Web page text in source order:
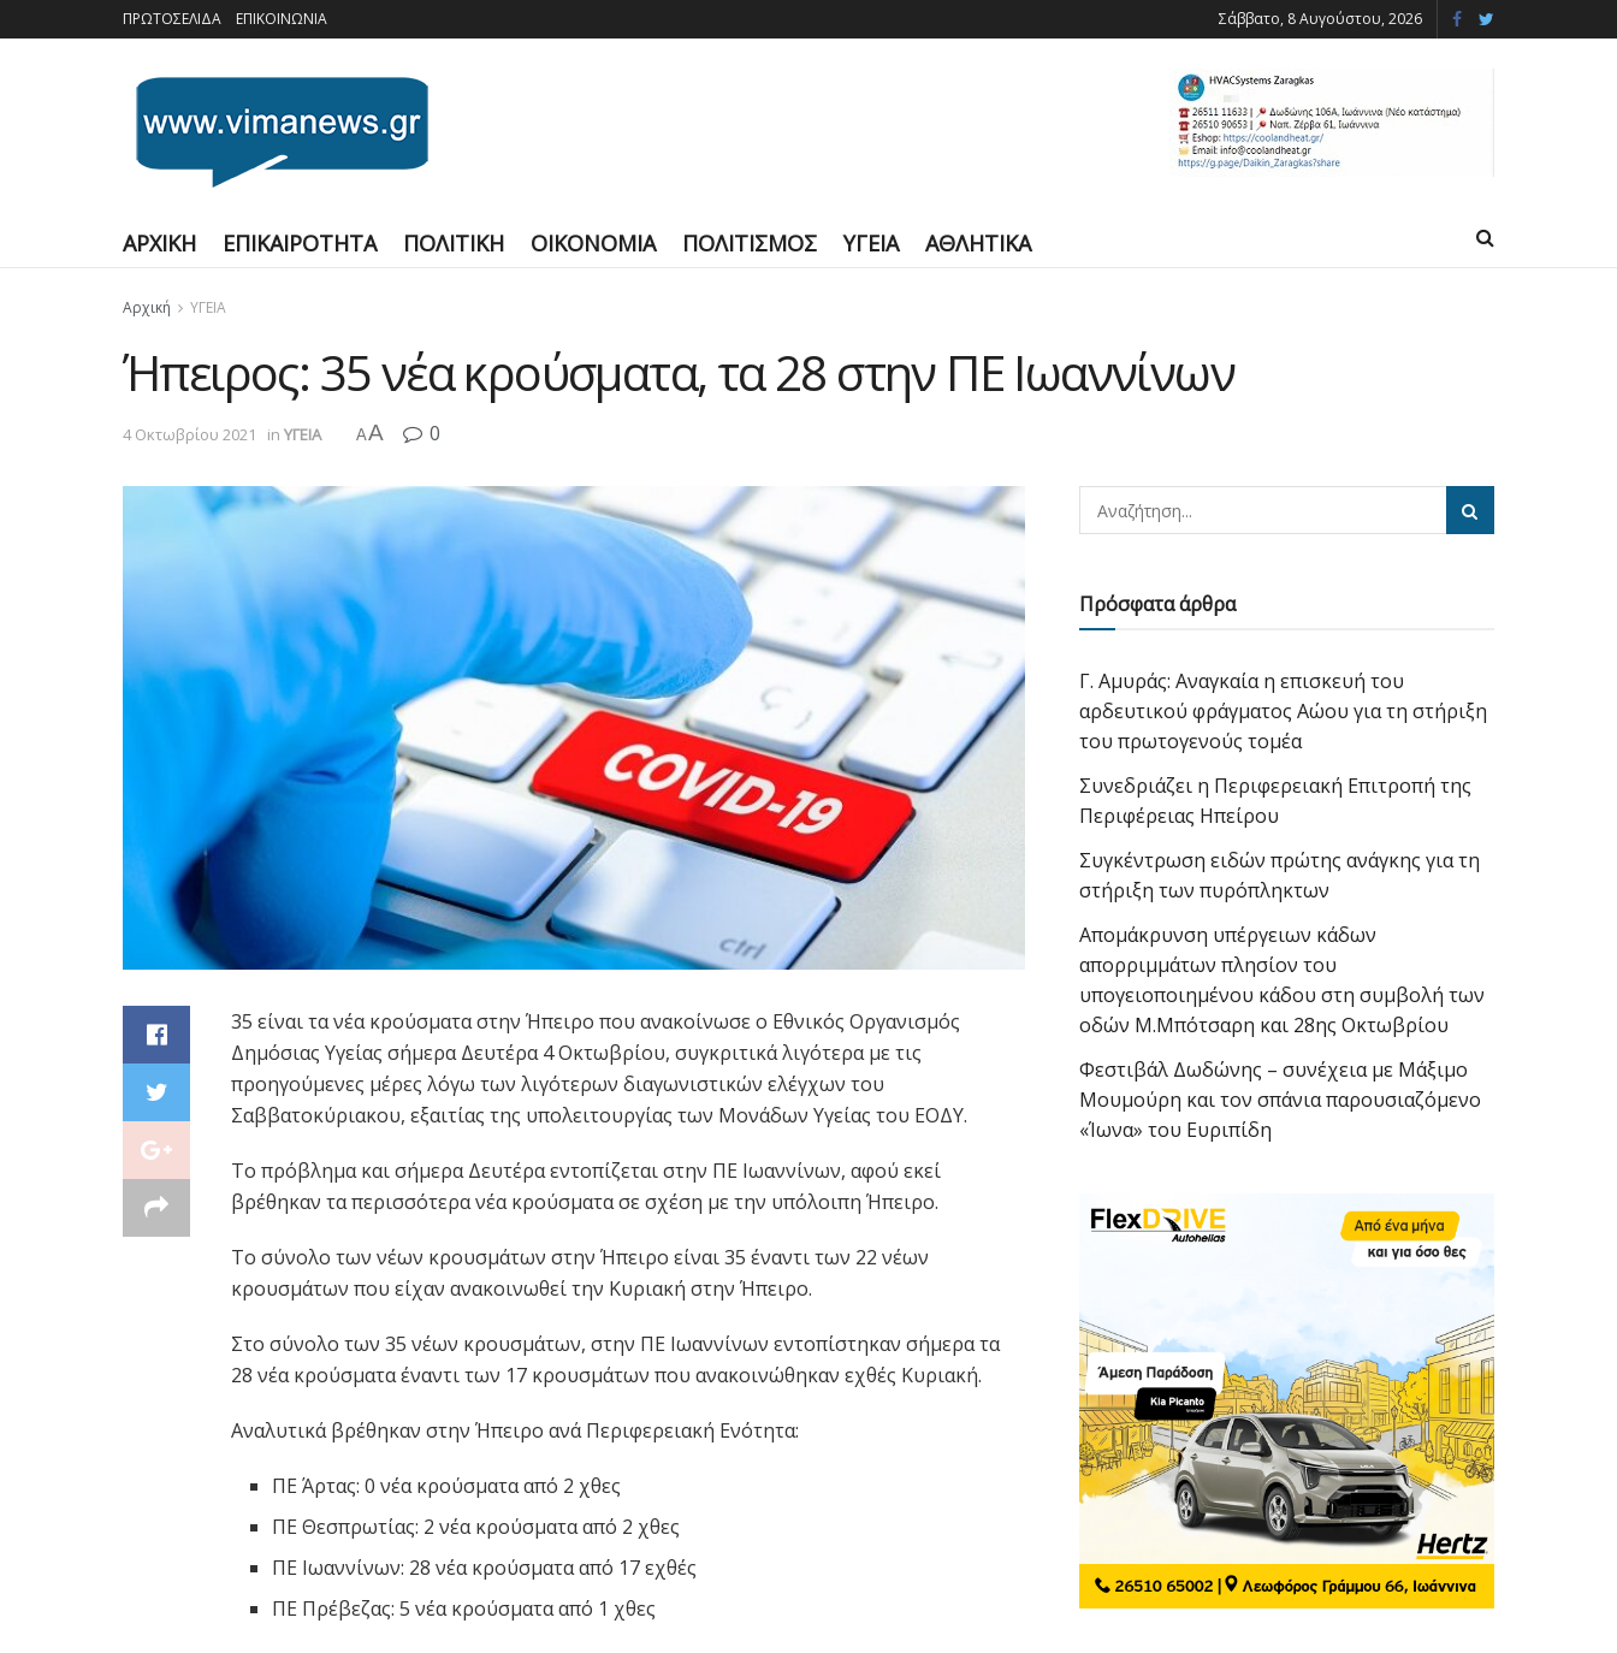
ΠΡΩΤΟΣΕΛΙΔΑ ΕΠΙΚΟΙΝΩΝΙΑ Σάββατο, 8 Αυγούστου, 2026
ΑΡΧΙΚΗ ΕΠΙΚΑΙΡΟΤΗΤΑ ΠΟΛΙΤΙΚΗ ΟΙΚΟΝΟΜΙΑ ΠΟΛΙΤΙΣΜΟΣ ΥΓΕΙΑ ΑΘΛΗΤΙΚΑ
Αρχική ΥΓΕΙΑ
Ήπειρος: 35 νέα κρούσματα, τα 28 στην ΠΕ Ιωαννίνων
4 Οκτωβρίου 2021 in ΥΓΕΙΑ AA 0
35 είναι τα νέα κρούσματα στην Ήπειρο που ανακοίνωσε ο Εθνικός Οργανισμός
Δημόσιας Υγείας σήμερα Δευτέρα 4 Οκτωβρίου, συγκριτικά λιγότερα με τις
προηγούμενες μέρες λόγω των λιγότερων διαγωνιστικών ελέγχων του
Σαββατοκύριακου, εξαιτίας της υπολειτουργίας των Μονάδων Υγείας του ΕΟΔΥ.
Το πρόβλημα και σήμερα Δευτέρα εντοπίζεται στην ΠΕ Ιωαννίνων, αφού εκεί
βρέθηκαν τα περισσότερα νέα κρούσματα σε σχέση με την υπόλοιπη Ήπειρο.
Το σύνολο των νέων κρουσμάτων στην Ήπειρο είναι 35 έναντι των 22 νέων
κρουσμάτων που είχαν ανακοινωθεί την Κυριακή στην Ήπειρο.
Στο σύνολο των 35 νέων κρουσμάτων, στην ΠΕ Ιωαννίνων εντοπίστηκαν σήμερα τα
28 νέα κρούσματα έναντι των 17 κρουσμάτων που ανακοινώθηκαν εχθές Κυριακή.
Αναλυτικά βρέθηκαν στην Ήπειρο ανά Περιφερειακή Ενότητα:
ΠΕ Άρτας: 0 νέα κρούσματα από 2 χθες
ΠΕ Θεσπρωτίας: 2 νέα κρούσματα από 2 χθες
ΠΕ Ιωαννίνων: 28 νέα κρούσματα από 17 εχθές
ΠΕ Πρέβεζας: 5 νέα κρούσματα από 1 χθες
Πρόσφατα άρθρα
Γ. Αμυράς: Αναγκαία η επισκευή του
αρδευτικού φράγματος Αώου για τη στήριξη
του πρωτογενούς τομέα
Συνεδριάζει η Περιφερειακή Επιτροπή της
Περιφέρειας Ηπείρου
Συγκέντρωση ειδών πρώτης ανάγκης για τη
στήριξη των πυρόπληκτων
Απομάκρυνση υπέργειων κάδων
απορριμμάτων πλησίον του
υπογειοποιημένου κάδου στη συμβολή των
οδών Μ.Μπότσαρη και 28ης Οκτωβρίου
Φεστιβάλ Δωδώνης – συνέχεια με Μάξιμο
Μουμούρη και τον σπάνια παρουσιαζόμενο
«Ίωνα» του Ευριπίδη